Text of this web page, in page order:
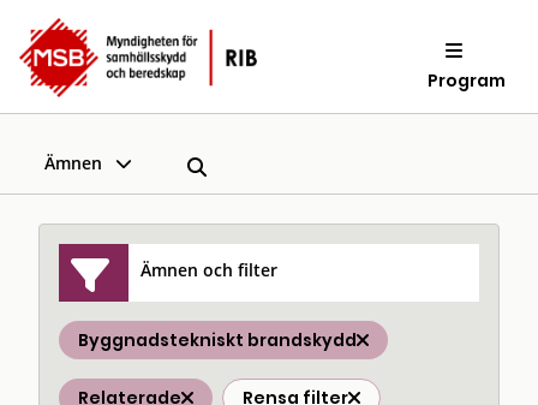
Program
Ämnen
Ämnen och filter
Byggnadstekniskt brandskydd
Relaterade Rensa filter